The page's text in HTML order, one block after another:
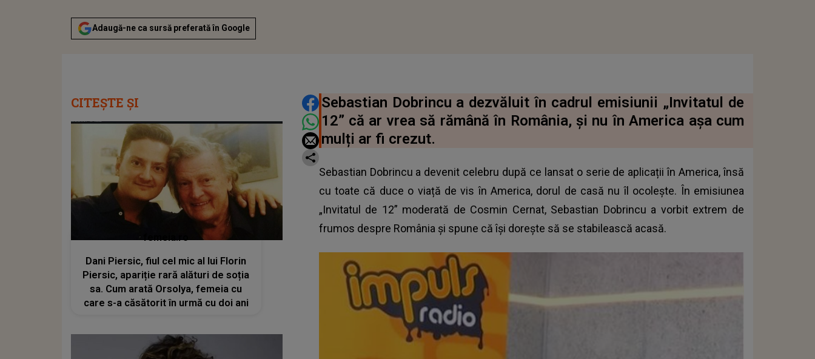
Adaugă-ne ca sursă preferată în Google
DISTRIBUIE ARTICOLUL
Sebastian Dobrincu a dezvăluit în cadrul emisiunii „Invitatul de
12” că ar vrea să rămână în România, și nu în America așa cum
mulți ar fi crezut.
Sebastian Dobrincu a devenit celebru după ce lansat o serie de aplicații în America, însă
cu toate că duce o viață de vis în America, dorul de casă nu îl ocolește. În emisiunea
„Invitatul de 12” moderată de Cosmin Cernat, Sebastian Dobrincu a vorbit extrem de
frumos despre România și spune că își dorește să se stabilească acasă.
CITEȘTE ȘI
femeia.ro
Dani Piersic, fiul cel mic al lui Florin
Piersic, apariție rară alături de soția
sa. Cum arată Orsolya, femeia cu
care s-a căsătorit în urmă cu doi ani